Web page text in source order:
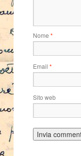
Nome *
Email *
Sito web